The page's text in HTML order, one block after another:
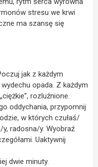
stresu we krwi
ma szansę się
jak z każdym
opada. Z każdym
rozluźnione.
oddychania, przypomnij
w których czułaś/
radosna/y. Wyobraź
Uaktywnij
dwie minuty.